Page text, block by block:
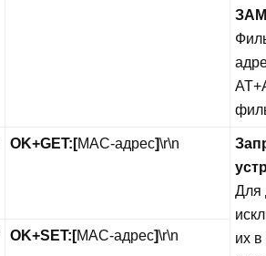
OK+GET: [MAC-адрес]\r\n
Для
их в
OK+SET:[MAC-адрес]\r\n